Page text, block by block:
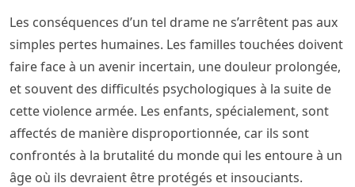
Les conséquences d’un tel drame ne s’arrêtent pas aux
simples pertes humaines. Les familles touchées doivent
faire face à un avenir incertain, une douleur prolongée,
et souvent des difficultés psychologiques à la suite de
cette violence armée. Les enfants, spécialement, sont
affectés de manière disproportionnée, car ils sont
confrontés à la brutalité du monde qui les entoure à un
âge où ils devraient être protégés et insouciants.